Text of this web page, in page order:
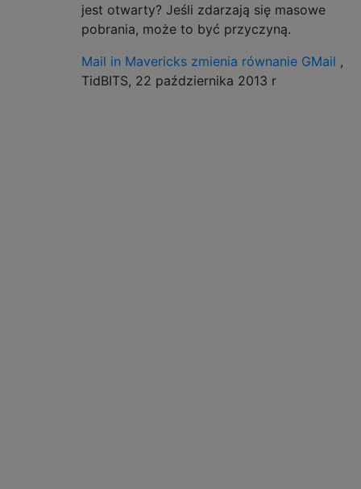
jest otwarty? Jeśli zdarzają się masowe
pobrania, może to być przyczyną.
Mail in Mavericks zmienia równanie GMail ,
TidBITS, 22 października 2013 r